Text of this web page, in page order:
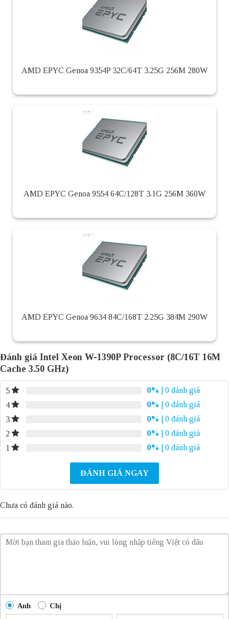
AMD EPYC Genoa 9354P 32C/64T 3.25G 256M 280W
AMD EPYC Genoa 9554 64C/128T 3.1G 256M 360W
AMD EPYC Genoa 9634 84C/168T 2.25G 384M 290W
Đánh giá Intel Xeon W-1390P Processor (8C/16T 16M
Cache 3.50 GHz)
5 0%
| 0 đánh giá
4
0%
| 0 đánh giá
3
0%
| 0 đánh giá
2
0%
| 0 đánh giá
1
0% | 0 đánh giá
ĐÁNH GIÁ NGAY
Chưa có đánh giá nào.
Anh Chị